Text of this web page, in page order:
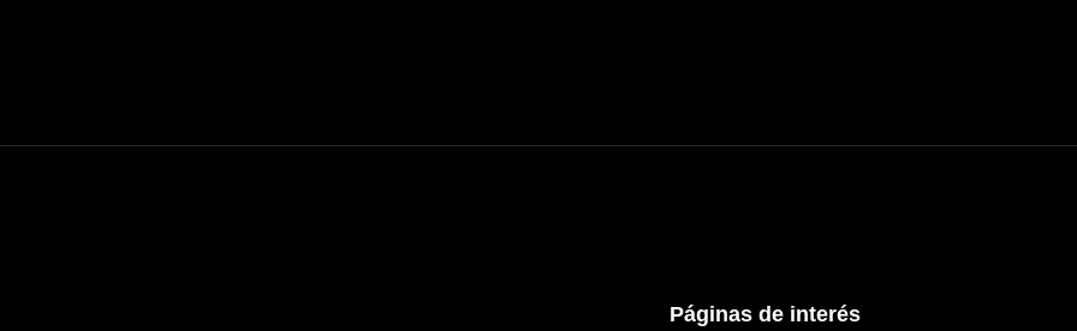
Páginas de interés